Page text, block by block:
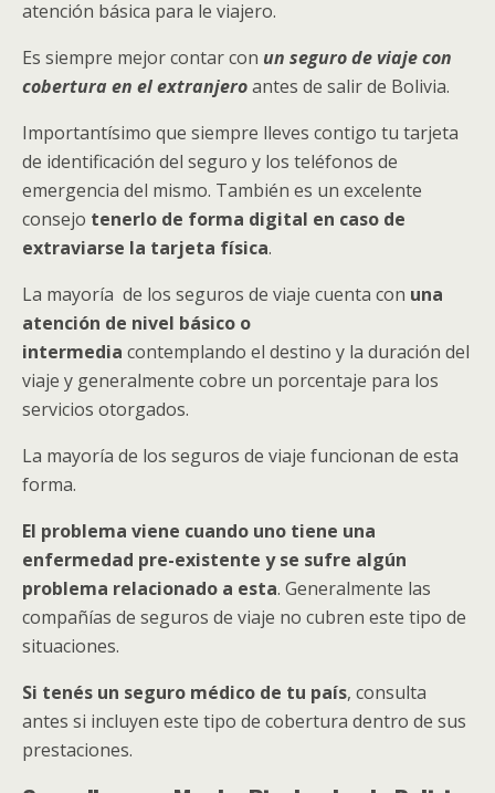
atención básica para le viajero.
Es siempre mejor contar con un seguro de viaje con
cobertura en el extranjeroantes de salir de Bolivia.
​Importantísimo que siempre lleves contigo tu tarjeta
de identificación del seguro y los teléfonos de
emergencia del mismo. También es un excelente
consejo tenerlo de forma digital en caso de
extraviarse la tarjeta física.
La mayoría de los seguros de viaje cuenta con una
atención de nivel básico o
intermedia contemplando el destino y la duración del
viaje y generalmente cobre un porcentaje para los
servicios otorgados.
La mayoría de los seguros de viaje funcionan de esta
forma.
El problema viene cuando uno tiene una
enfermedad pre-existente y se sufre algún
problema relacionado a esta. Generalmente las
compañías de seguros de viaje no cubren este tipo de
situaciones.
Si tenés un seguro médico de tu país, consulta
antes si incluyen este tipo de cobertura dentro de sus
prestaciones.